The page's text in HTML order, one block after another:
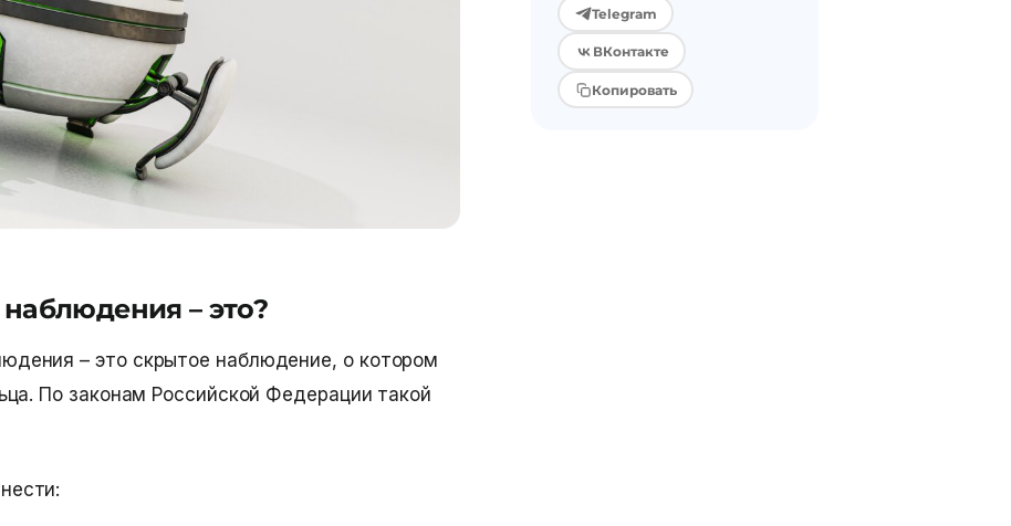
– это?
– это скрытое наблюдение, о котором
По законам Российской Федерации такой
Telegram
ВКонтакте
Копировать